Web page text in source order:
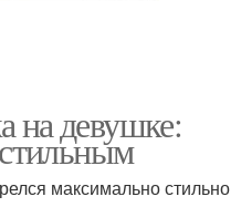
на девушке:
максимально стильно